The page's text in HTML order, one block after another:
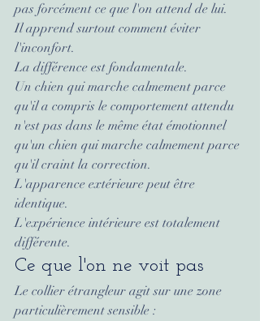
pas forcément ce que l'on attend de lui.
Il apprend surtout comment éviter
l'inconfort.
La différence est fondamentale.
Un chien qui marche calmement parce
qu'il a compris le comportement attendu
n'est pas dans le même état émotionnel
qu'un chien qui marche calmement parce
qu'il craint la correction.
L'apparence extérieure peut être
identique.
L'expérience intérieure est totalement
différente.
Ce que l'on ne voit pas
Le collier étrangleur agit sur une zone
particulièrement sensible :